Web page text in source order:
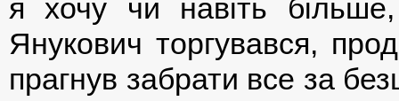
я хочу чи навіть
Янукович торгувався,
прагнув забрати все за